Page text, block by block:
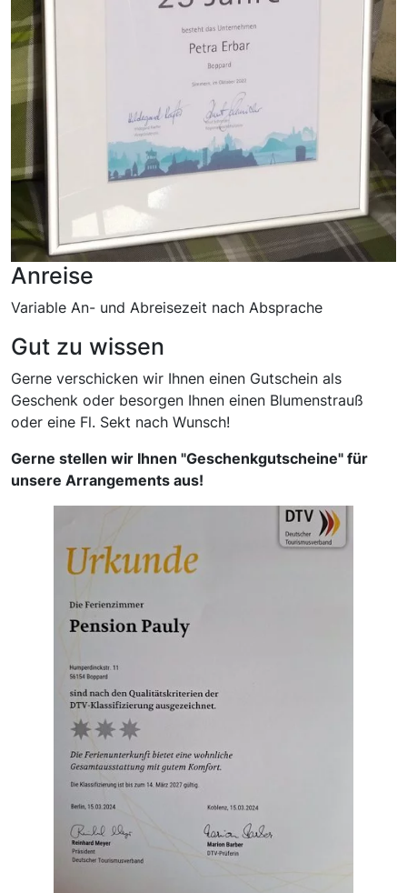
Anreise
Variable An- und Abreisezeit nach Absprache
Gut zu wissen
Gerne verschicken wir Ihnen einen Gutschein als
Geschenk oder besorgen Ihnen einen Blumenstrauß
oder eine Fl. Sekt nach Wunsch!
Gerne stellen wir Ihnen "Geschenkgutscheine" für
unsere Arrangements aus!